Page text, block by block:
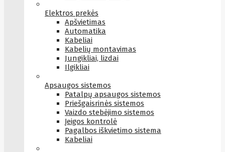
Elektros prekės
Apšvietimas
Automatika
Kabeliai
Kabelių montavimas
Jungikliai, lizdai
Ilgikliai
Apsaugos sistemos
Patalpų apsaugos sistemos
Priešgaisrinės sistemos
Vaizdo stebėjimo sistemos
Įeigos kontrolė
Pagalbos iškvietimo sistema
Kabeliai